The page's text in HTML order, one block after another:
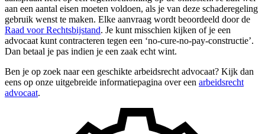
aan een aantal eisen moeten voldoen, als je van deze schaderegeling
gebruik wenst te maken. Elke aanvraag wordt beoordeeld door de
Raad voor Rechtsbijstand. Je kunt misschien kijken of je een
advocaat kunt contracteren tegen een ‘no-cure-no-pay-constructie’.
Dan betaal je pas indien je een zaak echt wint.
Ben je op zoek naar een geschikte arbeidsrecht advocaat? Kijk dan
eens op onze uitgebreide informatiepagina over een arbeidsrecht
advocaat.